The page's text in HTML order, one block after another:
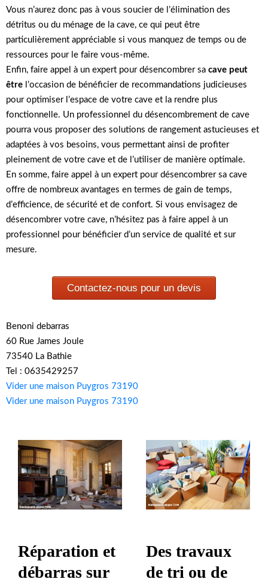
Vous n’aurez donc pas à vous soucier de l’élimination des
détritus ou du ménage de la cave, ce qui peut être
particulièrement appréciable si vous manquez de temps ou de
ressources pour le faire vous-même.
Enfin, faire appel à un expert pour désencombrer sa cave peut
être l’occasion de bénéficier de recommandations judicieuses
pour optimiser l’espace de votre cave et la rendre plus
fonctionnelle. Un professionnel du désencombrement de cave
pourra vous proposer des solutions de rangement astucieuses et
adaptées à vos besoins, vous permettant ainsi de profiter
pleinement de votre cave et de l’utiliser de manière optimale.
En somme, faire appel à un expert pour désencombrer sa cave
offre de nombreux avantages en termes de gain de temps,
d’efficience, de sécurité et de confort. Si vous envisagez de
désencombrer votre cave, n’hésitez pas à faire appel à un
professionnel pour bénéficier d’un service de qualité et sur
mesure.
Contactez-nous pour un devis
Benoni debarras
60 Rue James Joule
73540 La Bathie
Tel : 0635429257
Vider une maison Puygros 73190
Vider une maison Puygros 73190
Réparation et
débarras sur
Des travaux
de tri ou de